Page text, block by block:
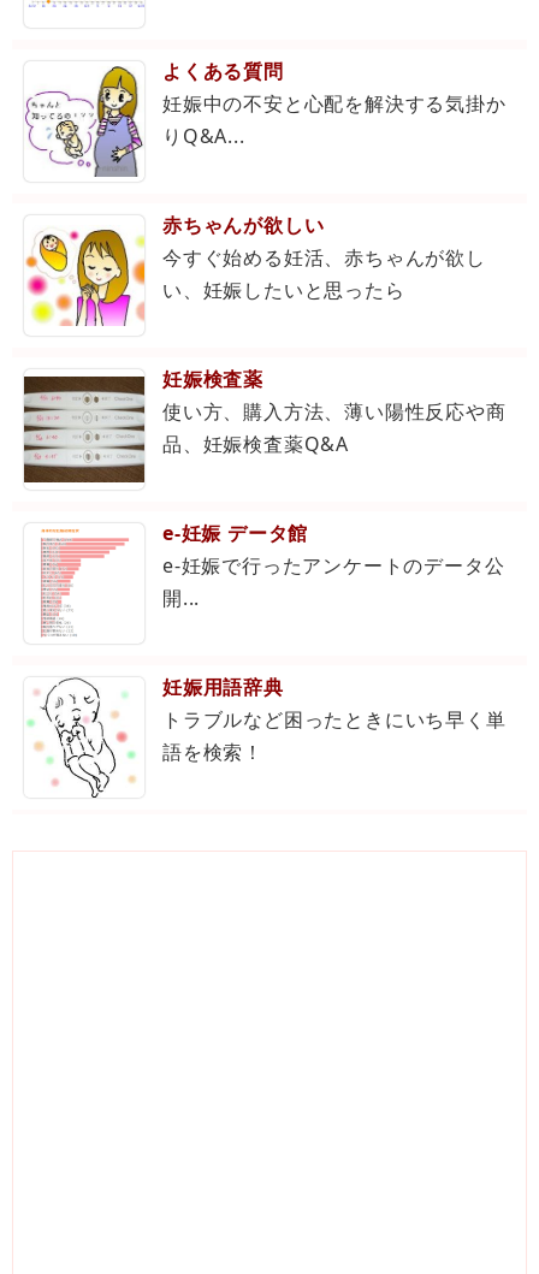
よくある質問
妊娠中の不安と心配を解決する気掛か
りQ&A...
赤ちゃんが欲しい
今すぐ始める妊活、赤ちゃんが欲し
い、妊娠したいと思ったら
妊娠検査薬
使い方、購入方法、薄い陽性反応や商
品、妊娠検査薬Q&A
e-妊娠 データ館
e-妊娠で行ったアンケートのデータ公
開...
妊娠用語辞典
トラブルなど困ったときにいち早く単
語を検索！